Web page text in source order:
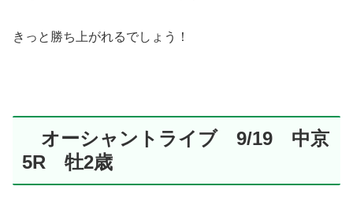
きっと勝ち上がれるでしょう！
オーシャントライブ 9/19 中京
5R 牡2歳